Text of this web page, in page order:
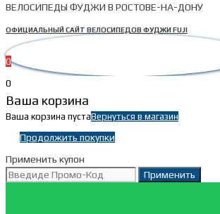
ВЕЛОСИПЕДЫ ФУДЖИ В РОСТОВЕ-НА-ДОНУ
ОФИЦИАЛЬНЫЙ САЙТ ВЕЛОСИПЕДОВ ФУДЖИ FUJI
0
0
Ваша корзина
Ваша корзина пустаВернуться в магазин
Продолжить покупки
Применить купон
Применить